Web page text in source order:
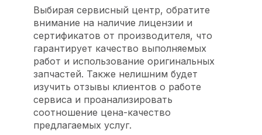
Выбирая сервисный центр, обратите
внимание на наличие лицензии и
сертификатов от производителя, что
гарантирует качество выполняемых
работ и использование оригинальных
запчастей. Также нелишним будет
изучить отзывы клиентов о работе
сервиса и проанализировать
соотношение цена-качество
предлагаемых услуг.